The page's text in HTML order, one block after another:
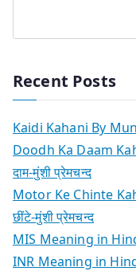
Recent Posts
Kaidi Kahani By
Doodh Ka Daam
दाम-मुंशी प्रेमचन्द
Motor Ke Chinte
छींटे-मुंशी प्रेमचन्द
MIS Meaning in Hindi
INR Meaning in Hindi